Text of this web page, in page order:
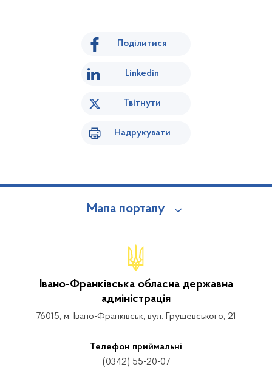
Поділитися
Linkedin
Твітнути
Надрукувати
Мапа порталу
Івано-Франківська обласна державна
адміністрація
76015, м. Івано-Франківськ, вул. Грушевського, 21
Телефон приймальні
(0342) 55-20-07